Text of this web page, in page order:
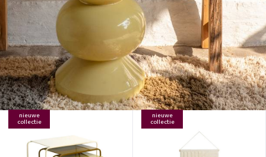
nieuwe
collectie
nieuwe
collectie